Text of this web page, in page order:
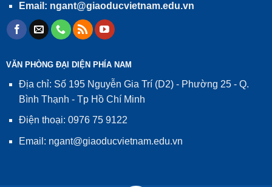
Email: ngant@giaoducvietnam.edu.vn
VĂN PHÒNG ĐẠI DIỆN PHÍA NAM
Địa chỉ: Số 195 Nguyễn Gia Trí (D2) - Phường 25 - Q.
Bình Thạnh - Tp Hồ Chí Minh
Điện thoại: 0976 75 9122
Email: ngant@giaoducvietnam.edu.vn